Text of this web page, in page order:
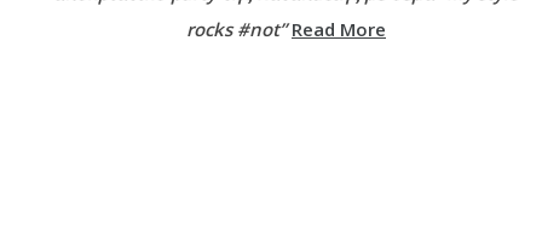
rocks #not”Read More